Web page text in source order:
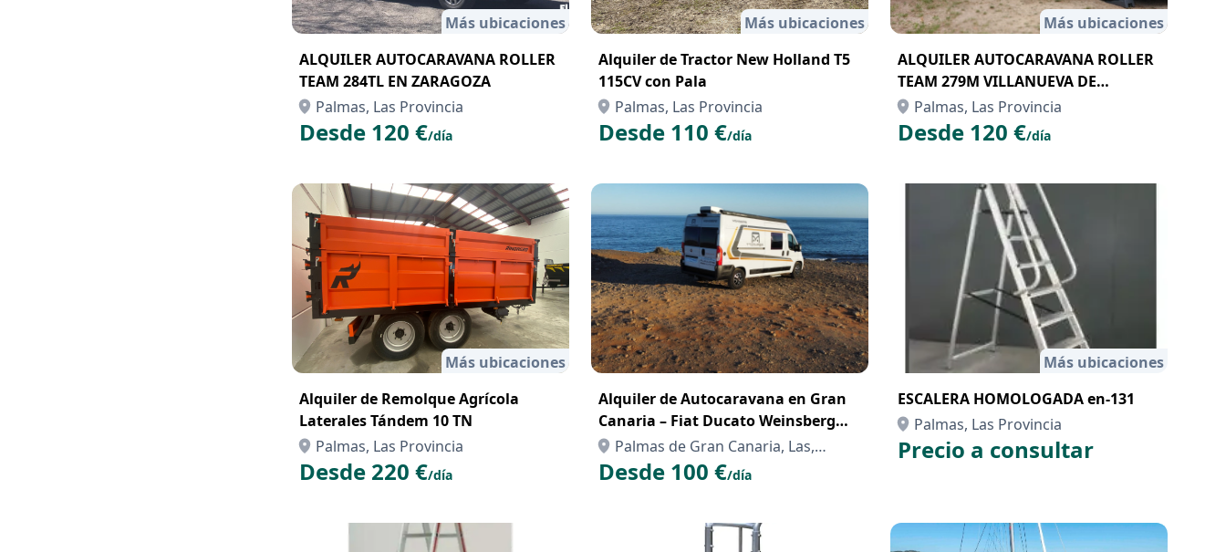
Más ubicaciones
ALQUILER AUTOCARAVANA ROLLER
TEAM 284TL EN ZARAGOZA
Palmas, Las Provincia
Desde 120 €/día
Más ubicaciones
Alquiler de Tractor New Holland T5
115CV con Pala
Palmas, Las Provincia
Desde 110 €/día
Más ubicaciones
ALQUILER AUTOCARAVANA ROLLER
TEAM 279M VILLANUEVA DE
GALLEGO
Palmas, Las Provincia
Desde 120 €/día
Más ubicaciones
Alquiler de Remolque Agrícola
Laterales Tándem 10 TN
Palmas, Las Provincia
Desde 220 €/día
Alquiler de Autocaravana en Gran
Canaria – Fiat Ducato Weinsberg
Carabus 2019 para 4 personas
Palmas de Gran Canaria, Las,
Palmas, Las
Desde 100 €/día
Más ubicaciones
ESCALERA HOMOLOGADA en-131
Palmas, Las Provincia
Precio a consultar